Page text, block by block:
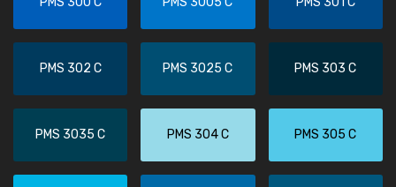
PMS 302 C PMS 3025 C PMS 303 C
PMS 3035 C PMS 304 C PMS 305 C